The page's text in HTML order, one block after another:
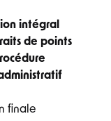
intégral
de points
finale